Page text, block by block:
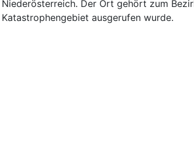
Niederösterreich. Der Ort gehört zum
Katastrophengebiet ausgerufen wurde.